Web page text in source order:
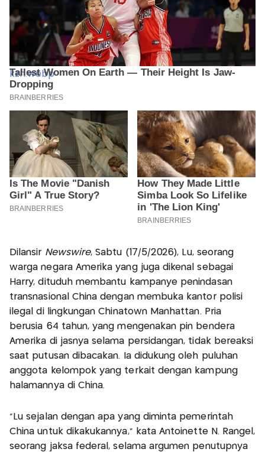
Dilansir Newswire, Sabtu (17/5/2026), Lu, seorang
warga negara Amerika yang juga dikenal sebagai
Harry, dituduh membantu kampanye penindasan
transnasional China dengan membuka kantor polisi
ilegal di lingkungan Chinatown Manhattan. Pria
berusia 64 tahun, yang mengenakan pin bendera
Amerika di jasnya selama persidangan, tidak bereaksi
saat putusan dibacakan. Ia didukung oleh puluhan
anggota kelompok yang terkait dengan kampung
halamannya di China.
“Lu sejalan dengan apa yang diminta pemerintah
China untuk dikakukannya," kata Antoinette N. Rangel,
seorang jaksa federal, selama argumen penutupnya